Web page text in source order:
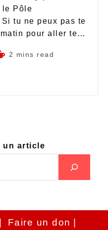
le Pôle
tu ne peux pas te
pour aller te…
2 mins read
un article
Faire un don